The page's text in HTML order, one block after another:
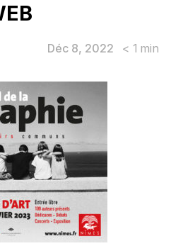
Déc 8, 2022 < 1 min